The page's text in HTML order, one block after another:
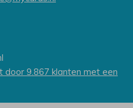
door 9.867 klanten met een